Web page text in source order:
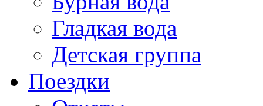
Гладкая вода
Детская группа
Поездки